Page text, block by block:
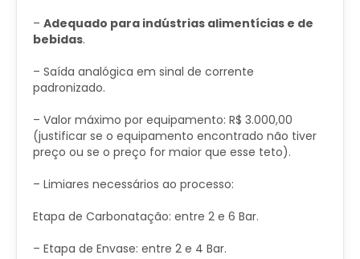
– Adequado para indústrias alimentícias e de
bebidas.
– Saída analógica em sinal de corrente
padronizado.
– Valor máximo por equipamento: R$ 3.000,00
(justificar se o equipamento encontrado não tiver
preço ou se o preço for maior que esse teto).
– Limiares necessários ao processo:
Etapa de Carbonatação: entre 2 e 6 Bar.
– Etapa de Envase: entre 2 e 4 Bar.